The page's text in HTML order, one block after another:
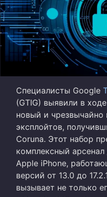
Специалисты Google
(GTIG) выявили в
новый и
эксплойтов,
Coruna. Этот набор
комплексный арсенал
Apple iPhone,
версий от 13.0 до
вызывает не только